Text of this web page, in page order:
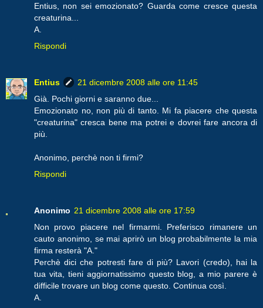
Entius, non sei emozionato? Guarda come cresce questa
creaturina...
A.
Rispondi
Entius
21 dicembre 2008 alle ore 11:45
Già. Pochi giorni e saranno due...
Emozionato no, non più di tanto. Mi fa piacere che questa
"creaturina" cresca bene ma potrei e dovrei fare ancora di
più.
Anonimo, perchè non ti firmi?
Rispondi
Anonimo 21 dicembre 2008 alle ore 17:59
Non provo piacere nel firmarmi. Preferisco rimanere un
cauto anonimo, se mai aprirò un blog probabilmente la mia
firma resterà "A."
Perchè dici che potresti fare di più? Lavori (credo), hai la
tua vita, tieni aggiornatissimo questo blog, a mio parere è
difficile trovare un blog come questo. Continua così.
A.